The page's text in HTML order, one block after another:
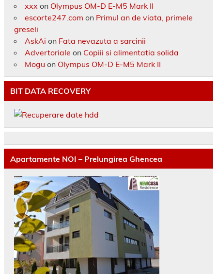
xxx on Olympus OM-D E-M5 Mark II
escorte247.com on Primul an de viata, primele
greseli
AskAi on Fata nevazuta a sarcinii
Advertoriale on Copiii si alimentatia solida
Mogu on Olympus OM-D E-M5 Mark II
BIT DATA RECOVERY
Apartamente NOI – Prelungirea Ghencea